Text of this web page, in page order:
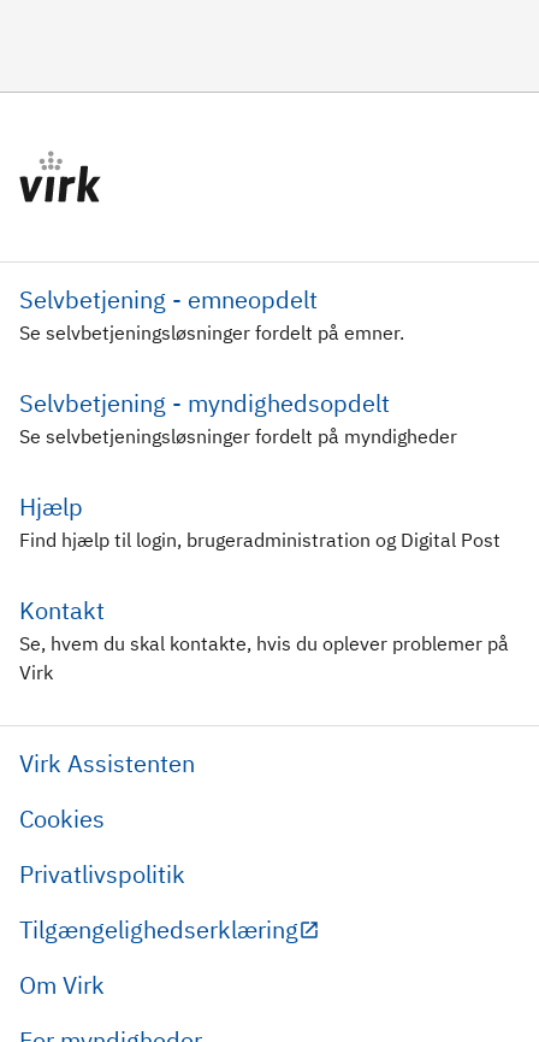
Selvbetjening - emneopdelt
Se selvbetjeningsløsninger fordelt på emner.
Selvbetjening - myndighedsopdelt
Se selvbetjeningsløsninger fordelt på myndigheder
Hjælp
Find hjælp til login, brugeradministration og Digital Post
Kontakt
Se, hvem du skal kontakte, hvis du oplever problemer på
Virk
Virk Assistenten
Cookies
Privatlivspolitik
Tilgængelighedserklæring
Om Virk